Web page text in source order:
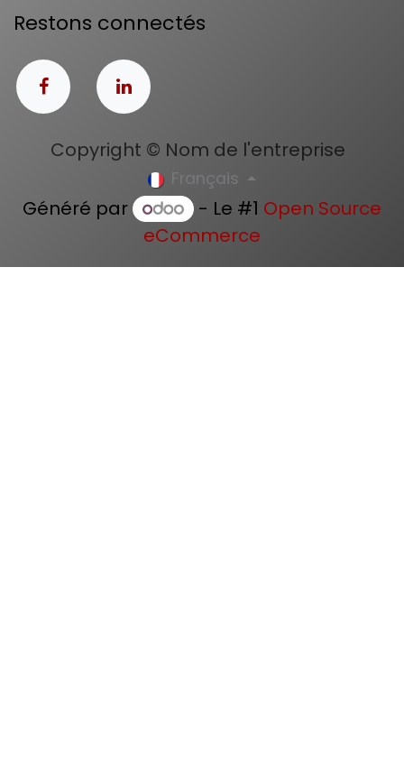
Restons connectés
Copyright © Nom de l'entreprise
Français
Généré par - Le #1 Open Source
eCommerce